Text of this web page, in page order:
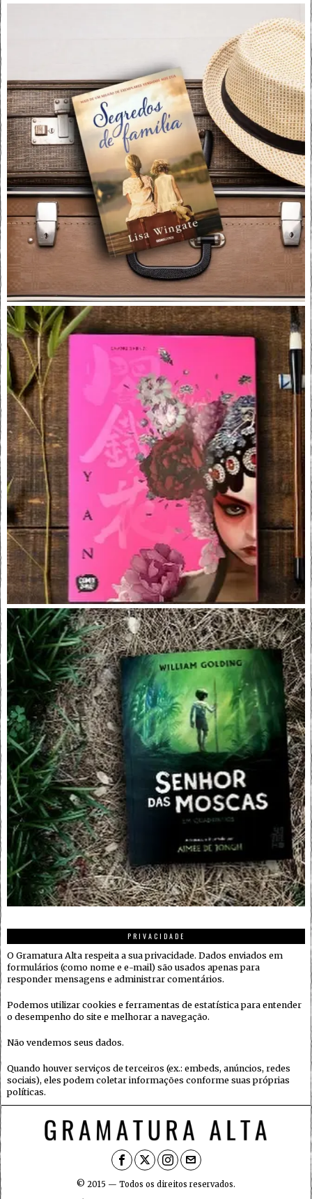
PRIVACIDADE
O Gramatura Alta respeita a sua privacidade. Dados enviados em
formulários (como nome e e-mail) são usados apenas para
responder mensagens e administrar comentários.
Podemos utilizar cookies e ferramentas de estatística para entender
o desempenho do site e melhorar a navegação.
Não vendemos seus dados.
Quando houver serviços de terceiros (ex.: embeds, anúncios, redes
sociais), eles podem coletar informações conforme suas próprias
políticas.
© 2015 — Todos os direitos reservados.